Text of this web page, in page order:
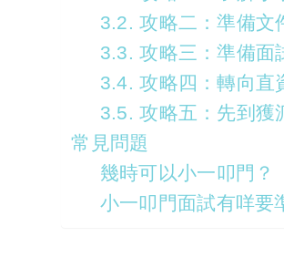
3.2. 攻略二：準備文
3.3. 攻略三：準備面
3.4. 攻略四：轉向直
3.5. 攻略五：先到獲
常見問題
幾時可以小一叩門？
小一叩門面試有咩要